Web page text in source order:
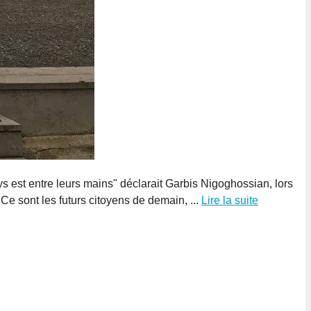
est entre leurs mains" déclarait Garbis Nigoghossian, lors
sont les futurs citoyens de demain, ... Lire la suite